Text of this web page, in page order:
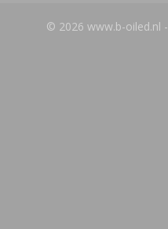
© 2026 www.b-oiled.nl